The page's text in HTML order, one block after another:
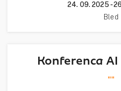
24. 09. 2025 -
Bled
Konferenca
""